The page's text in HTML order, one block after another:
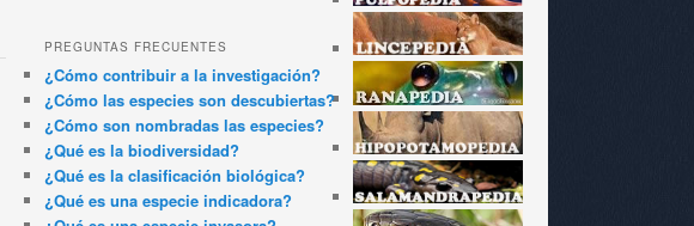
PREGUNTAS FRECUENTES
¿Cómo contribuir a la investigación?
¿Cómo las especies son descubiertas?
¿Cómo son nombradas las especies?
¿Qué es la biodiversidad?
¿Qué es la clasificación biológica?
¿Qué es una especie indicadora?